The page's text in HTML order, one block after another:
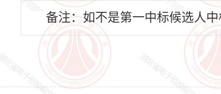
备注：如不是第一中标候选人